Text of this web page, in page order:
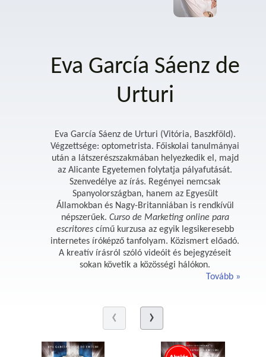
Eva García Sáenz de
Urturi
Eva García Sáenz de Urturi (Vitória, Baszkföld).
Végzettsége: optometrista. Főiskolai tanulmányai
után a látszerészszakmában helyezkedik el, majd
az Alicante Egyetemen folytatja pályafutását.
Szenvedélye az írás. Regényei nemcsak
Spanyolországban, hanem az Egyesült
Államokban és Nagy-Britanniában is rendkívül
népszerűek. Curso de Marketing online para
escritorescímű kurzusa az egyik legsikeresebb
internetes íróképző tanfolyam. Közismert előadó.
A kreatív írásról szóló videóit és bejegyzéseit
sokan követik a közösségi hálókon.
Tovább